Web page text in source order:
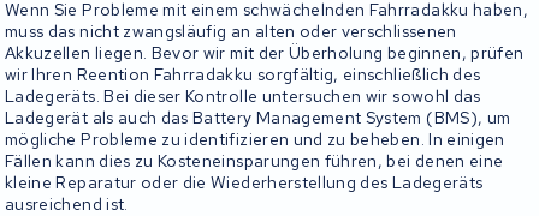
Wenn Sie Probleme mit einem schwächelnden Fahrradakku haben,
muss das nicht zwangsläufig an alten oder verschlissenen
Akkuzellen liegen. Bevor wir mit der Überholung beginnen, prüfen
wir Ihren Reention Fahrradakku sorgfältig, einschließlich des
Ladegeräts. Bei dieser Kontrolle untersuchen wir sowohl das
Ladegerät als auch das Battery Management System (BMS), um
mögliche Probleme zu identifizieren und zu beheben. In einigen
Fällen kann dies zu Kosteneinsparungen führen, bei denen eine
kleine Reparatur oder die Wiederherstellung des Ladegeräts
ausreichend ist.
Immer eine passende Lösung 2 Jahre Garantie